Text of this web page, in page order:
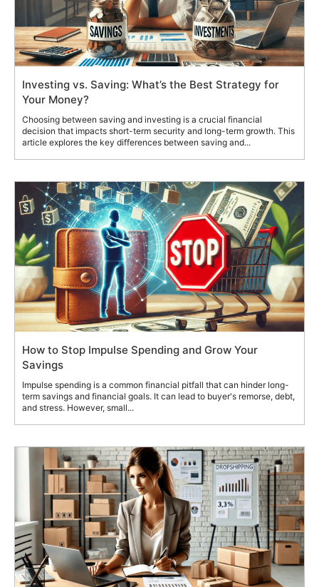
Investing vs. Saving: What’s the Best Strategy for
Your Money?
Choosing between saving and investing is a crucial financial
decision that impacts short-term security and long-term growth. This
article explores the key differences between saving and...
How to Stop Impulse Spending and Grow Your
Savings
Impulse spending is a common financial pitfall that can hinder long-
term savings and financial goals. It can lead to buyer's remorse, debt,
and stress. However, small...